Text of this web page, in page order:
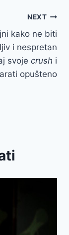
NEXT
kako ne biti
i nespretan
svoje crush i
opušteno